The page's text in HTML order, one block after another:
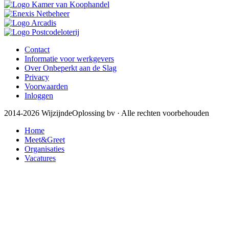
Contact
Informatie voor werkgevers
Over Onbeperkt aan de Slag
Privacy
Voorwaarden
Inloggen
2014-2026 WijzijndeOplossing bv · Alle rechten voorbehouden
Home
Meet&Greet
Organisaties
Vacatures